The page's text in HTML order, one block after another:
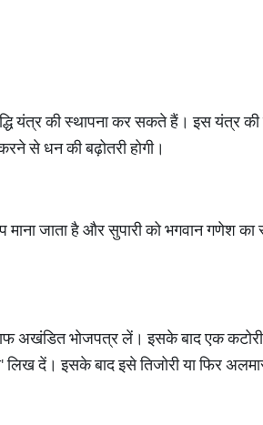
यंत्र की स्थापना कर सकते हैं। इस यंत्र
से धन की बढ़ोतरी होगी।
जाता है और सुपारी को भगवान गणेश का
अखंडित भोजपत्र लें। इसके बाद एक
दें। इसके बाद इसे तिजोरी या फिर